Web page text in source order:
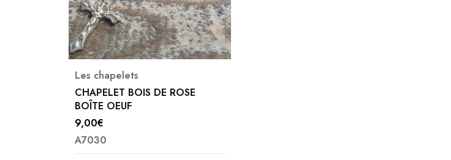
Les chapelets
CHAPELET BOIS DE ROSE
BOÎTE OEUF
9,00€
A7030